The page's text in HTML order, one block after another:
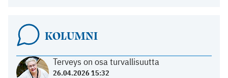
KOLUMNI
Terveys on osa turvallisuutta
26.04.2026 15:32